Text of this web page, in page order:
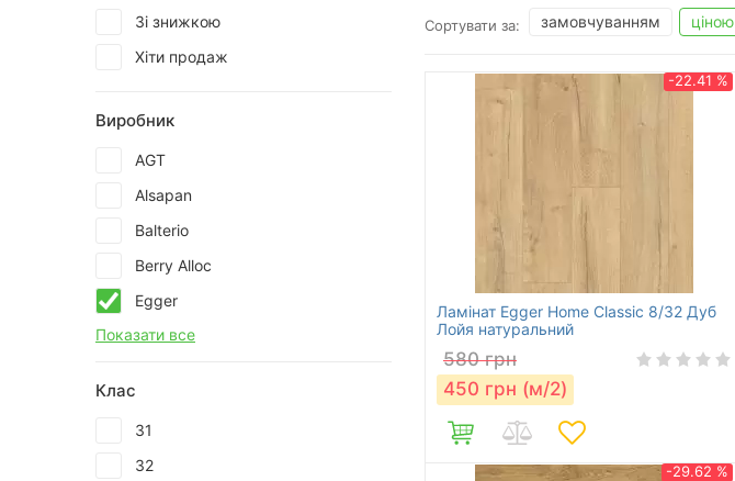
Зі знижкою
Хіти продаж
Виробник
AGT
Alsapan
Balterio
Berry Alloc
Egger
Показати все
Клас
31
32
Сортувати за: замовчуванням ціною
-22.41 %
Ламінат Egger Home Classic 8/32 Дуб
Лойя натуральний
580 грн
450 грн (м/2)
-29.62 %